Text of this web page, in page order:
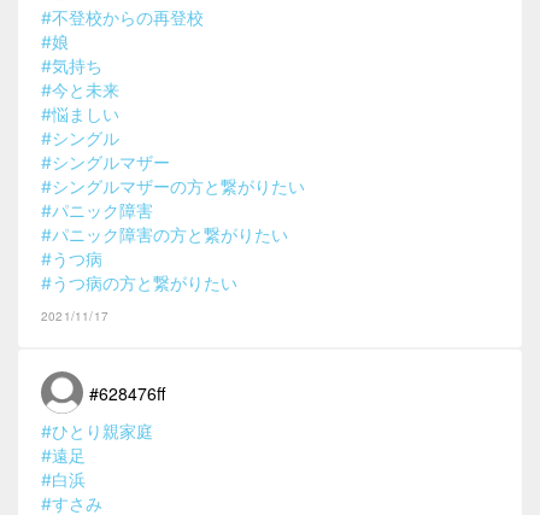
#不登校からの再登校
#娘
#気持ち
#今と未来
#悩ましい
#シングル
#シングルマザー
#シングルマザーの方と繋がりたい
#パニック障害
#パニック障害の方と繋がりたい
#うつ病
#うつ病の方と繋がりたい
2021/11/17
#628476ff
#ひとり親家庭
#遠足
#白浜
#すさみ